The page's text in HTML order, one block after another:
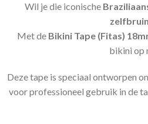
Wil je die iconische
Met de Bikini Tape (Fitas)
bikini op
Deze tape is speciaal ontworpen
voor professioneel gebruik in de